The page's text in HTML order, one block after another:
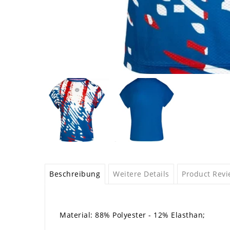
Beschreibung Weitere Details Product
Material: 88% Polyester - 12% Elasthan;